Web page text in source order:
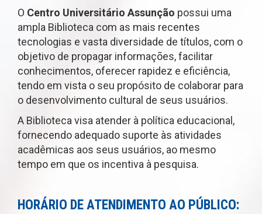
O Centro Universitário Assunção possui uma
ampla Biblioteca com as mais recentes
tecnologias e vasta diversidade de títulos, com o
objetivo de propagar informações, facilitar
conhecimentos, oferecer rapidez e eficiência,
tendo em vista o seu propósito de colaborar para
o desenvolvimento cultural de seus usuários.
A Biblioteca visa atender à política educacional,
fornecendo adequado suporte às atividades
acadêmicas aos seus usuários, ao mesmo
tempo em que os incentiva à pesquisa.
HORÁRIO DE ATENDIMENTO AO PÚBLICO: